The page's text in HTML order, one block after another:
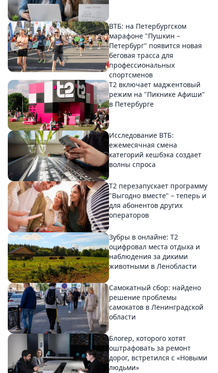
ВТБ: на Петербургском
марафоне "Пушкин –
Петербург" появится новая
беговая трасса для
профессиональных
спортсменов
Т2 включает маджентовый
режим на "Пикнике Афиши"
в Петербурге
Исследование ВТБ:
ежемесячная смена
категорий кешбэка создает
волны спроса
Т2 перезапускает программу
"Выгодно вместе" – теперь и
для абонентов других
операторов
Зубры в онлайне: Т2
оцифровал места отдыха и
наблюдения за дикими
животными в Ленобласти
Самокатный сбор: найдено
решение проблемы
самокатов в Ленинградской
области
Блогер, которого хотят
оштрафовать за ремонт
дорог, встретился с «Новыми
людьми»